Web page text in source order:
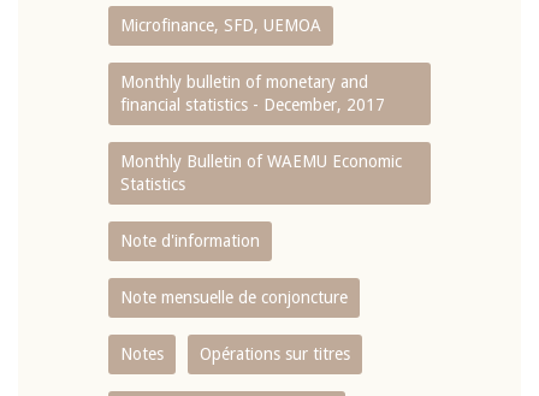
Microfinance, SFD, UEMOA
Monthly bulletin of monetary and
financial statistics - December, 2017
Monthly Bulletin of WAEMU Economic
Statistics
Note d'information
Note mensuelle de conjoncture
Notes Opérations sur titres